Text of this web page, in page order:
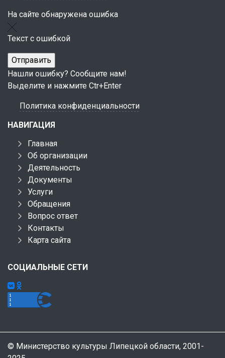
На сайте обнаружена ошибка
Текст с ошибкой
Нашли ошибку? Сообщите нам!
Выделите и нажмите Ctr+Enter
Политика конфиденциальности
НАВИГАЦИЯ
Главная
Об организации
Деятельность
Документы
Услуги
Обращения
Вопрос ответ
Контакты
Карта сайта
СОЦИАЛЬНЫЕ СЕТИ
© Министерство культуры Липецкой области, 2001-